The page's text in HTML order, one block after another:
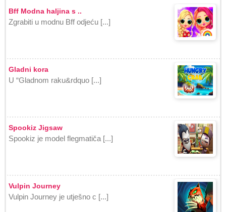
Bff Modna haljina s ..
Zgrabiti u modnu Bff odjeću [...]
Gladni kora
U “Gladnom raku&rdquo [...]
Spookiz Jigsaw
Spookiz je model flegmatiča [...]
Vulpin Journey
Vulpin Journey je utješno c [...]